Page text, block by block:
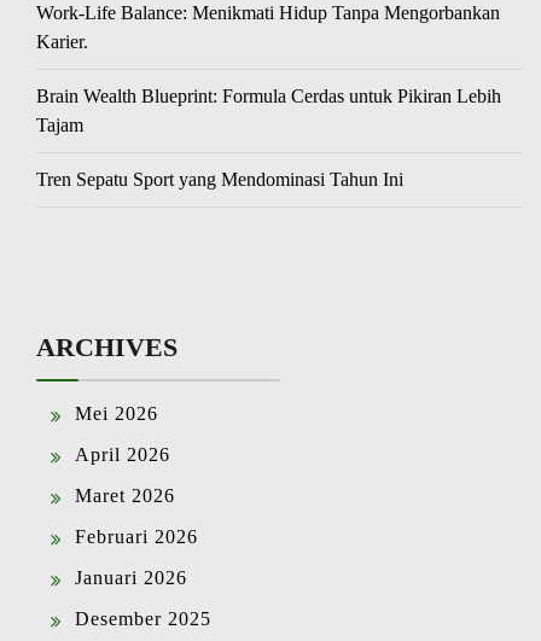
Work-Life Balance: Menikmati Hidup Tanpa Mengorbankan
Karier.
Brain Wealth Blueprint: Formula Cerdas untuk Pikiran Lebih
Tajam
Tren Sepatu Sport yang Mendominasi Tahun Ini
ARCHIVES
Mei 2026
April 2026
Maret 2026
Februari 2026
Januari 2026
Desember 2025